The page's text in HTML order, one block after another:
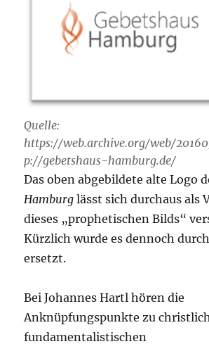
Quelle:
https://web.archive.org/web/
p://gebetshaus-hamburg.de/
Das oben abgebildete alte Logo
Hamburg lässt sich durchaus als
dieses „prophetischen Bilds“
Kürzlich wurde es dennoch
ersetzt.
Bei Johannes Hartl hören die
Anknüpfungspunkte zu
fundamentalistischen